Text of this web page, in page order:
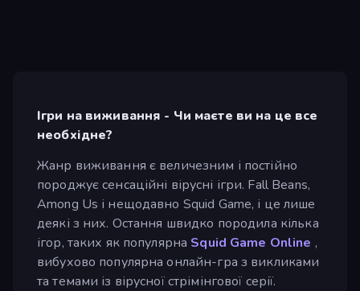
Ігри на виживання - Чи маєте ви на це все
необхідне?
Жанр виживання є величезним і постійно
породжує сенсаційні вірусні ігри. Fall Beans,
Among Us і нещодавно Squid Game, і це лише
деякі з них. Остання швидко породила кілька
ігор, таких як популярна Squid Game Online ,
вибухово популярна онлайн-гра з викликами
та темами із вірусної стрімінгової серії.